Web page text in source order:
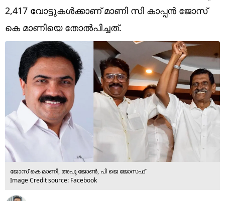
Web Story
Photo
Short Videos
2,417 വോട്ടുകള്‍ക്കാണ് മാണി സി കാപ്പന്‍ ജോസ്
കെ മാണിയെ തോല്‍പിച്ചത്.
ജോസ് കെ മാണി, അപു ജോൺ, പി ജെ ജോസഫ്
Image Credit source: Facebook